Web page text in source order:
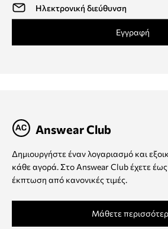
Εγγραφή
Answear Club
Δημιουργήστε έναν λογαριασμό και
κάθε αγορά. Στο Answear Club έχετε έως
έκπτωση από κανονικές τιμές.
Μάθετε